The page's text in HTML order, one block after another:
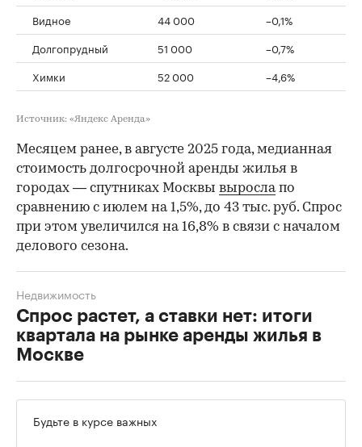
Видное
44 000
–0,1%
Долгопрудный
51 000
–0,7%
Химки
52 000 –4,6%
Источник: «Яндекс Аренда»
Месяцем ранее, в августе 2025 года, медианная
стоимость долгосрочной аренды жилья в
городах — спутниках Москвы вырослапо
сравнению с июлем на 1,5%, до 43 тыс. руб. Спрос
при этом увеличился на 16,8% в связи с началом
делового сезона.
Спрос растет, а ставки нет: итоги
квартала на рынке аренды жилья в
Москве
Недвижимость
Будьте в курсе важных